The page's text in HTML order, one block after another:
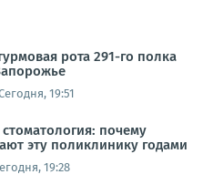
рота 291-го полка
19:51
почему
эту поликлинику годами
19:28